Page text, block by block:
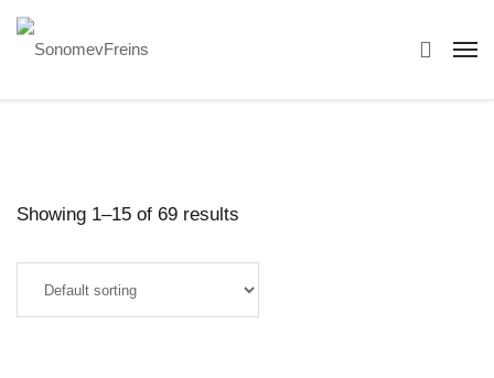
Showing 1–15 of 69 results